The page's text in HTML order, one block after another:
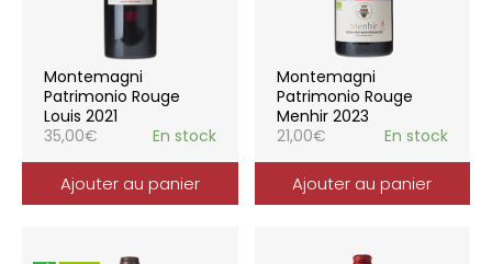
Montemagni
Patrimonio Rouge
Louis 2021
35,00€ En stock
Ajouter au panier
Montemagni
Patrimonio Rouge
Menhir 2023
21,00€ En stock
Ajouter au panier